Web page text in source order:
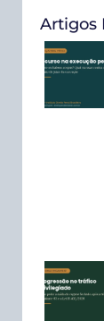
Artigos